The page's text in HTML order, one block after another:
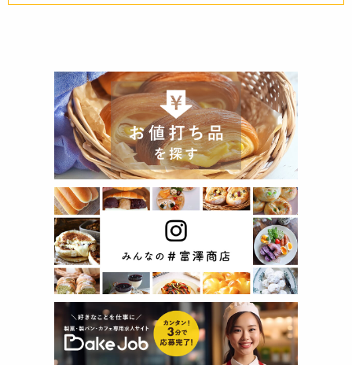
ださい。ボウルは必ず電子レンジ対応の耐熱ボウルをお使いく
ださい。18cmほどのサイズのものがおすすめです。
◆商品の在庫・販売状況について◆
・諸事情により、予告なく販売終了になる場合がございます。
予めご了承ください。
・当サイトに掲載されている商品は、ご購入可能な状態にあっ
ても必ずしも在庫を保証するものではありません。予めご了承
ください。
◆セット内容：水まんじゅうの素25g、グラニュー糖75g、こ
しあん200g、水まんじゅうカップ(フタ付)10個
〔カップ（本体・フタ）〕材質：PS
ご利用方法